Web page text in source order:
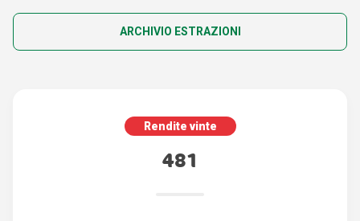
ARCHIVIO ESTRAZIONI
Rendite vinte
481